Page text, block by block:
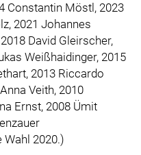
Constantin Möstl, 2023
2021 Johannes
David Gleirscher,
Weißhaidinger, 2015
2013 Riccardo
Veith, 2010
Ernst, 2008 Ümit
Wahl 2020.)